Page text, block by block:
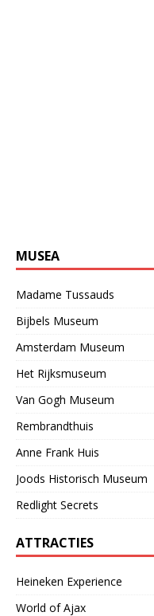
MUSEA
Madame Tussauds
Bijbels Museum
Amsterdam Museum
Het Rijksmuseum
Van Gogh Museum
Rembrandthuis
Anne Frank Huis
Joods Historisch Museum
Redlight Secrets
ATTRACTIES
Heineken Experience
World of Ajax